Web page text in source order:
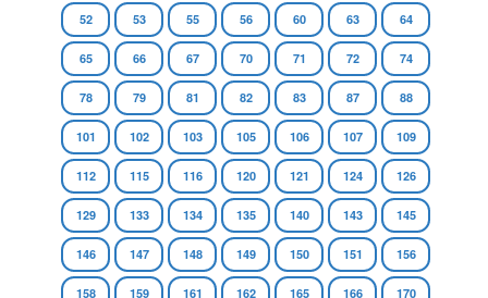
52 53 55 56 60 63 64
65 66 67 70 71 72 74
78 79 81 82 83 87 88
101 102 103 105 106 107 109
112 115 116 120 121 124 126
129 133 134 135 140 143 145
146 147 148 149 150 151 156
158 159 161 162 165 166 170